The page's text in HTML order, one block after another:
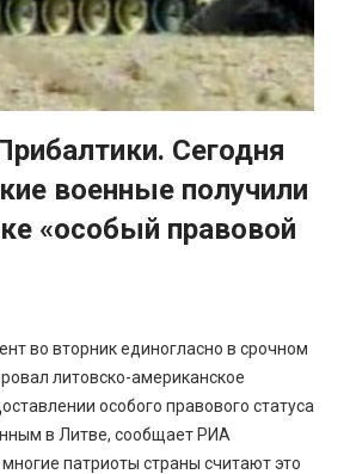
Сегодня
военные получили
«особый правовой
во вторник единогласно в срочном
литовско-американское
особого правового статуса
в Литве, сообщает РИА
патриоты страны считают это